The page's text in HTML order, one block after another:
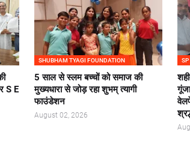
S E
SHUBHAM TYAGI FOUNDATION
5 साल से स्लम बच्चों को समाज की
मुख्यधारा से जोड़ रहा शुभम् त्यागी
फाउंडेशन
August 02, 2026